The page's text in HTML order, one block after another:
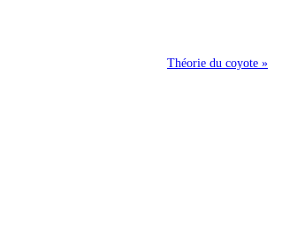
Théorie du coyote »